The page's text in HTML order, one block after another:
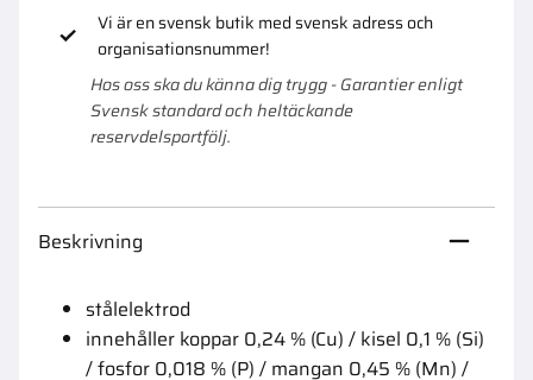
Vi är en svensk butik med svensk adress och
organisationsnummer!
Hos oss ska du känna dig trygg - Garantier enligt
Svensk standard och heltäckande
reservdelsportfölj.
Beskrivning
stålelektrod
innehåller koppar 0,24 % (Cu) / kisel 0,1 % (Si)
/ fosfor 0,018 % (P) / mangan 0,45 % (Mn) /